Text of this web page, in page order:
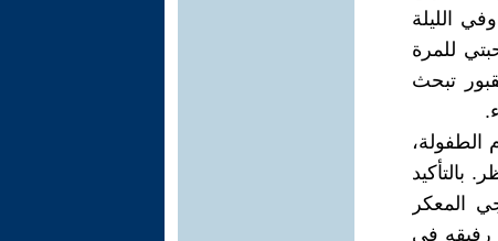
وفي الليلة
للمرة
تبحث
الطفولة،
بالتأكيد
المعكر
في